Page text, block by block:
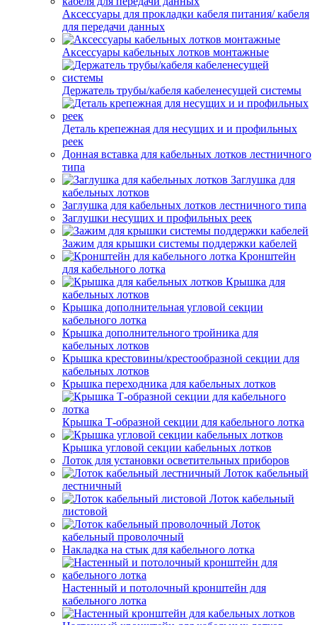
Аксессуары для прокладки кабеля питания/ кабеля
для передачи данных
Аксессуары кабельных лотков монтажные
Держатель трубы/кабеля кабеленесущей системы
Деталь крепежная для несущих и и профильных
реек
Донная вставка для кабельных лотков лестничного
типа
Заглушка для
кабельных лотков
Заглушка для кабельных лотков лестничного типа
Заглушки несущих и профильных реек
Зажим для крышки системы поддержки кабелей
Кронштейн
для кабельного лотка
Крышка для
кабельных лотков
Крышка дополнительная угловой секции
кабельного лотка
Крышка дополнительного тройника для
кабельных лотков
Крышка крестовины/крестообразной секции для
кабельных лотков
Крышка переходника для кабельных лотков
Крышка Т-образной секции для кабельного лотка
Крышка угловой секции кабельных лотков
Лоток для установки осветительных приборов
Лоток кабельный
лестничный
Лоток кабельный
листовой
Лоток
кабельный проволочный
Накладка на стык для кабельного лотка
Настенный и потолочный кронштейн для
кабельного лотка